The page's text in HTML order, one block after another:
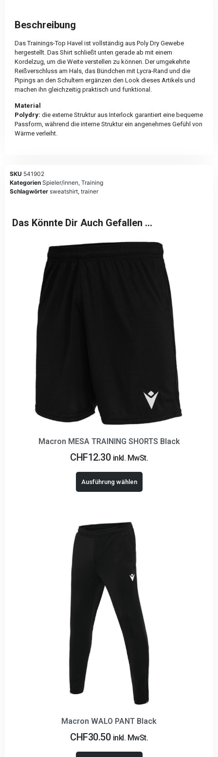
Beschreibung
Das Trainings-Top Havel ist vollständig aus Poly Dry Gewebe
hergestellt. Das Shirt schließt unten gerade ab mit einem
Kordelzug, um die Weite verstellen zu können. Der umgekehrte
Reißverschluss am Hals, das Bündchen mit Lycra-Rand und die
Pipings an den Schultern ergänzen den Look dieses Artikels und
machen ihn gleichzeitig praktisch und funktional.
Material
Polydry: die externe Struktur aus Interlock garantiert eine bequeme
Passform, während die interne Struktur ein angenehmes Gefühl von
Wärme verleiht.
SKU 541902
Kategorien Spieler/innen, Training
Schlagwörter sweatshirt, trainer
Das Könnte Dir Auch Gefallen …
Macron MESA TRAINING SHORTS Black
CHF12.30 inkl. MwSt.
Ausführung wählen
Macron WALO PANT Black
CHF30.50 inkl. MwSt.